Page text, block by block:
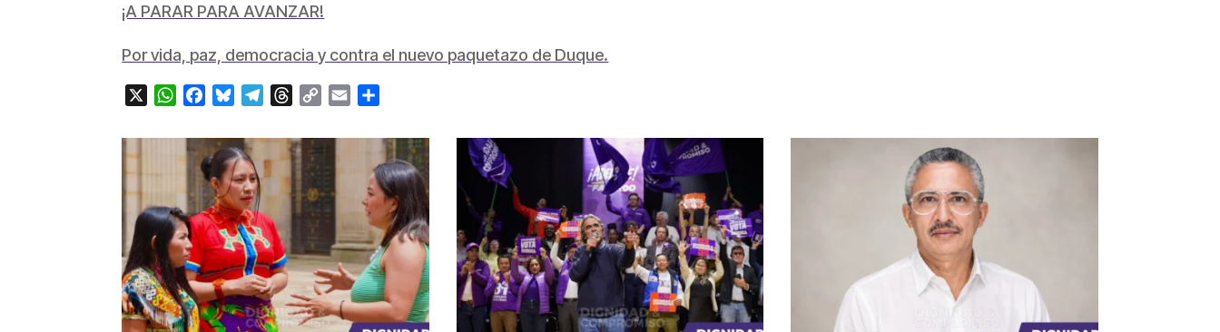
¡A PARAR PARA AVANZAR!
Por vida, paz, democracia y contra el nuevo paquetazo de Duque.
WhatsApp
FacebookBlueskyTelegramThreads
Copy Email